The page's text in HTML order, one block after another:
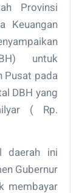
Provinsi
Keuangan
untuk
Pusat pada
DBH yang
( Rp.
daerah ini
Gubernur
membayar